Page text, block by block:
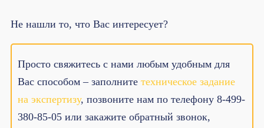
Не нашли то, что Вас интересует?
Просто свяжитесь с нами любым удобным для
Вас способом – заполните техническое задание
на экспертизу, позвоните нам по телефону 8-499-
380-85-05 или закажите обратный звонок,